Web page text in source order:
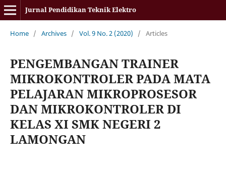
Jurnal Pendidikan Teknik Elektro
Home / Archives / Vol. 9 No. 2 (2020) / Articles
PENGEMBANGAN TRAINER
MIKROKONTROLER PADA MATA
PELAJARAN MIKROPROSESOR
DAN MIKROKONTROLER DI
KELAS XI SMK NEGERI 2
LAMONGAN